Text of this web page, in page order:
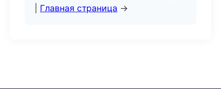
Главная страница →